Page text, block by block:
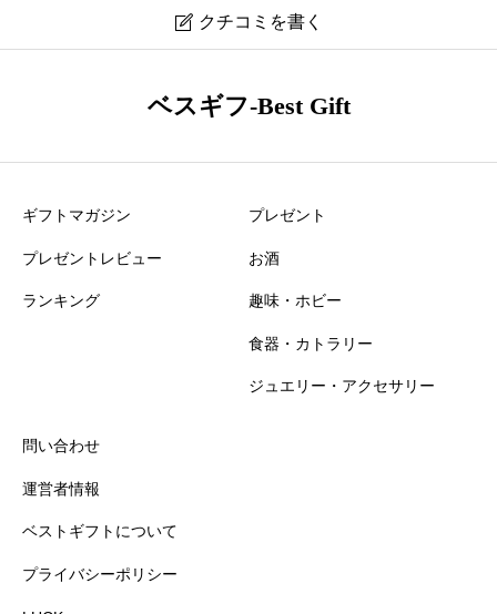
 クチコミを書く
知名度
ベスギフ-Best Gift
ギフトマガジン
プレゼントレビュー
ランキング
プレゼント
お酒
趣味・ホビー
食器・カトラリー
ジュエリー・アクセサリー
問い合わせ
運営者情報
ベストギフトについて
プライバシーポリシー